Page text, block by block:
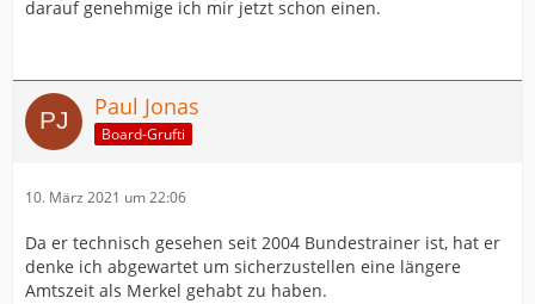
darauf genehmige ich mir jetzt schon einen.
Paul Jonas
Board-Grufti
10. März 2021 um 22:06
Da er technisch gesehen seit 2004 Bundestrainer ist, hat er
denke ich abgewartet um sicherzustellen eine längere
Amtszeit als Merkel gehabt zu haben.